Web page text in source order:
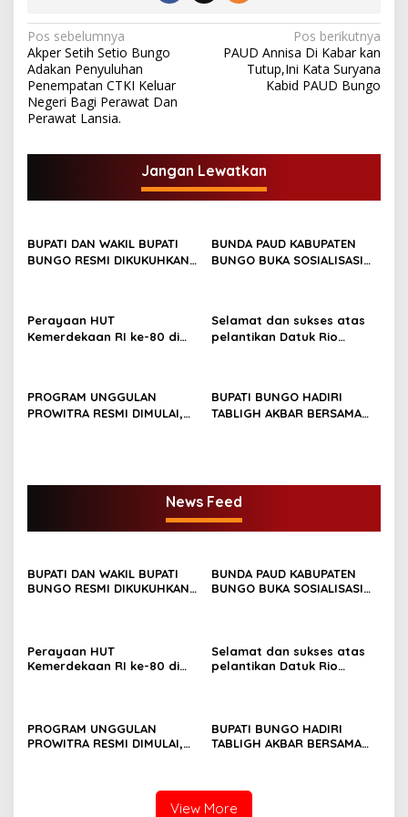
N
a
v
i
s
p
o
Pos sebelumnya
Akper Setih Setio Bungo
Adakan Penyuluhan
Penempatan CTKI Keluar
Negeri Bagi Perawat Dan
Perawat Lansia.
Pos berikutnya
PAUD Annisa Di Kabar kan
Tutup,Ini Kata Suryana
Kabid PAUD Bungo
Jangan Lewatkan
BUPATI DAN WAKIL BUPATI
BUNGO RESMI DIKUKUHKAN
BUNDA PAUD KABUPATEN
BUNGO BUKA SOSIALISASI
Perayaan HUT
Kemerdekaan RI ke-80 di
Selamat dan sukses atas
pelantikan Datuk Rio
PROGRAM UNGGULAN
PROWITRA RESMI DIMULAI,
BUPATI BUNGO HADIRI
TABLIGH AKBAR BERSAMA
News Feed
BUPATI DAN WAKIL BUPATI
BUNGO RESMI DIKUKUHKAN
BUNDA PAUD KABUPATEN
BUNGO BUKA SOSIALISASI
Perayaan HUT
Kemerdekaan RI ke-80 di
Selamat dan sukses atas
pelantikan Datuk Rio
PROGRAM UNGGULAN
PROWITRA RESMI DIMULAI,
BUPATI BUNGO HADIRI
TABLIGH AKBAR BERSAMA
View More